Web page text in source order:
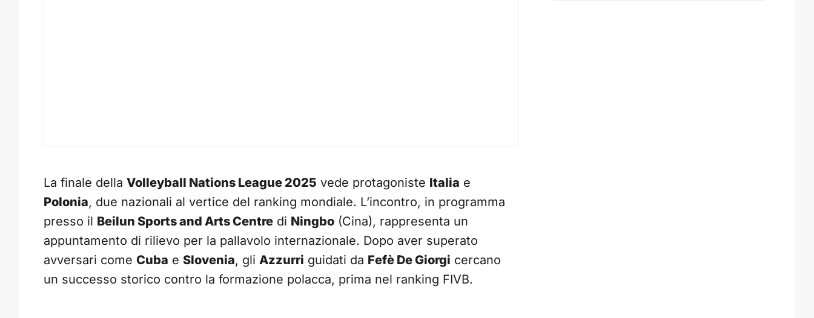
La finale della Volleyball Nations League 2025 vede protagoniste Italia e
Polonia, due nazionali al vertice del ranking mondiale. L’incontro, in programma
presso il Beilun Sports and Arts Centre di Ningbo (Cina), rappresenta un
appuntamento di rilievo per la pallavolo internazionale. Dopo aver superato
avversari come Cuba e Slovenia, gli Azzurri guidati da Fefè De Giorgi cercano
un successo storico contro la formazione polacca, prima nel ranking FIVB.